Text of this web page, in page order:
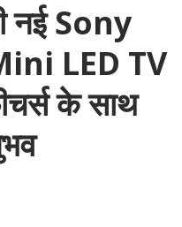
नई Sony
LED TV
के साथ